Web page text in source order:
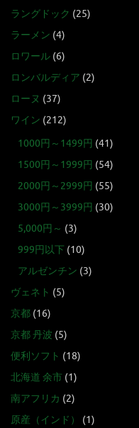
ラングドック (25)
ラーメン (4)
ロワール (6)
ロンバルディア (2)
ローヌ (37)
ワイン (212)
1000円～1499円 (41)
1500円～1999円 (54)
2000円～2999円 (55)
3000円～3999円 (30)
5,000円～ (3)
999円以下 (10)
アルゼンチン (3)
ヴェネト (5)
京都 (16)
京都 丹波 (5)
便利ソフト (18)
北海道 余市 (1)
南アフリカ (2)
原産（インド）
(1)